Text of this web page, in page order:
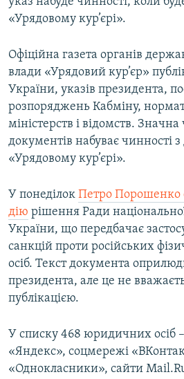
«Урядовому кур’єрі».
Офіційна газета органів
влади «Урядовий кур’єр»
України, указів президента,
розпоряджень Кабміну,
міністерств і відомств.
документів набуває чинності з
«Урядовому кур’єрі».
У понеділок Петро Порошенко
дію рішення Ради
України, що передбачає
санкцій проти російських
осіб. Текст документа
президента, але це не
публікацією.
У списку 468 юридичних осіб
«Яндекс», соцмережі
«Однокласники», сайти